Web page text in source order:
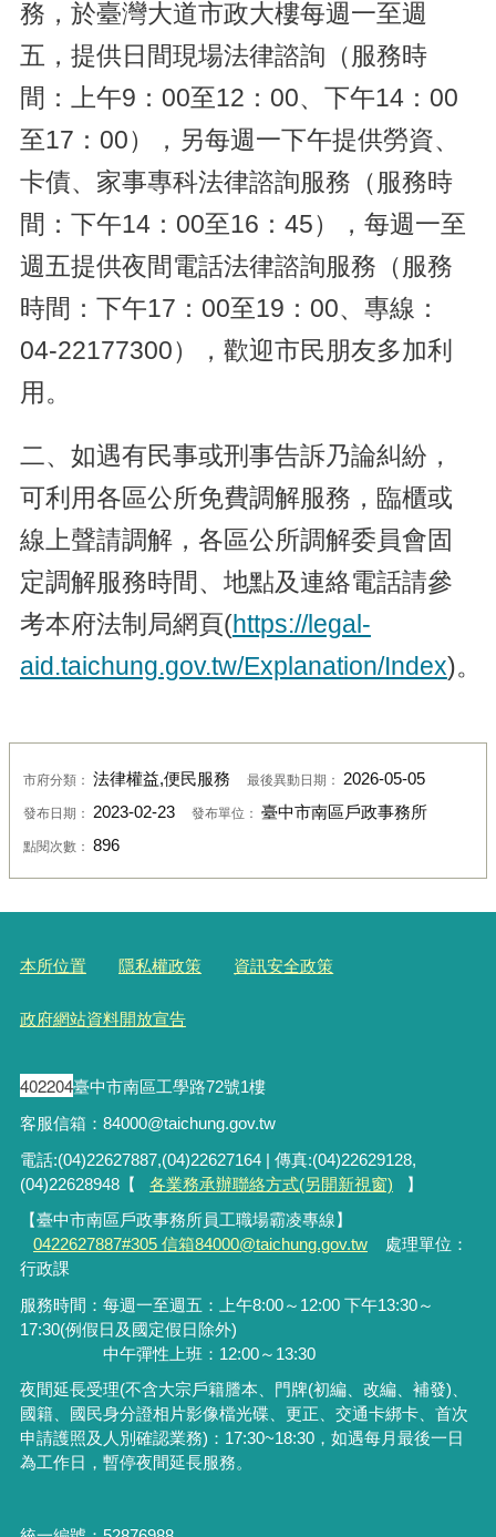
務，於臺灣大道市政大樓每週一至週
五，提供日間現場法律諮詢（服務時
間：上午9：00至12：00、下午14：00
至17：00），另每週一下午提供勞資、
卡債、家事專科法律諮詢服務（服務時
間：下午14：00至16：45），每週一至
週五提供夜間電話法律諮詢服務（服務
時間：下午17：00至19：00、專線：
04-22177300），歡迎市民朋友多加利
用。
二、如遇有民事或刑事告訴乃論糾紛，
可利用各區公所免費調解服務，臨櫃或
線上聲請調解，各區公所調解委員會固
定調解服務時間、地點及連絡電話請參
考本府法制局網頁(https://legal-
aid.taichung.gov.tw/Explanation/Index)。
市府分類： 法律權益,便民服務 最後異動日期： 2026-05-05
發布日期： 2023-02-23 發布單位： 臺中市南區戶政事務所
點閱次數： 896
本所位置 隱私權政策 資訊安全政策
政府網站資料開放宣告
402204臺中市南區工學路72號1樓
客服信箱：84000@taichung.gov.tw
電話:(04)22627887,(04)22627164 | 傳真:(04)22629128,
(04)22628948【
各業務承辦聯絡方式(另開新視窗)
】
【臺中市南區戶政事務所員工職場霸凌專線】
0422627887#305 信箱84000@taichung.gov.tw
處理單位：
行政課
服務時間：每週一至週五：上午8:00～12:00 下午13:30～
17:30(例假日及國定假日除外)
中午彈性上班：12:00～13:30
夜間延長受理(不含大宗戶籍謄本、門牌(初編、改編、補發)
國籍、國民身分證相片影像檔光碟、更正、交通卡綁卡、首次
申請護照及人別確認業務) ： 17:30~18:30，如遇每月最後一日
為工作日，暫停夜間延長服務。